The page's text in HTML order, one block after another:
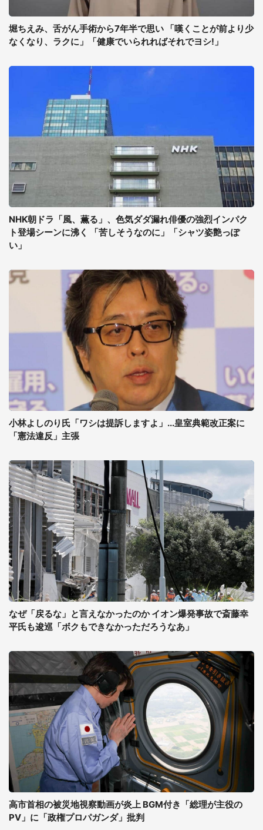
堀ちえみ、舌がん手術から7年半で思い 「嘆くことが前より少
なくなり、ラクに」「健康でいられればそれでヨシ!」
NHK朝ドラ「風、薫る」、色気ダダ漏れ俳優の強烈インパク
ト登場シーンに沸く 「苦しそうなのに」「シャツ姿艶っぽ
い」
小林よしのり氏「ワシは提訴しますよ」...皇室典範改正案に
「憲法違反」主張
なぜ「戻るな」と言えなかったのか イオン爆発事故で斎藤幸
平氏も逡巡「ボクもできなかっただろうなあ」
高市首相の被災地視察動画が炎上 BGM付き「総理が主役の
PV」に「政権プロパガンダ」批判